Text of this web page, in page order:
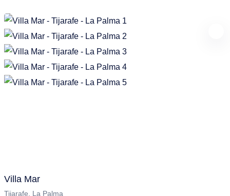
Villa Mar
Tijarafe, La Palma